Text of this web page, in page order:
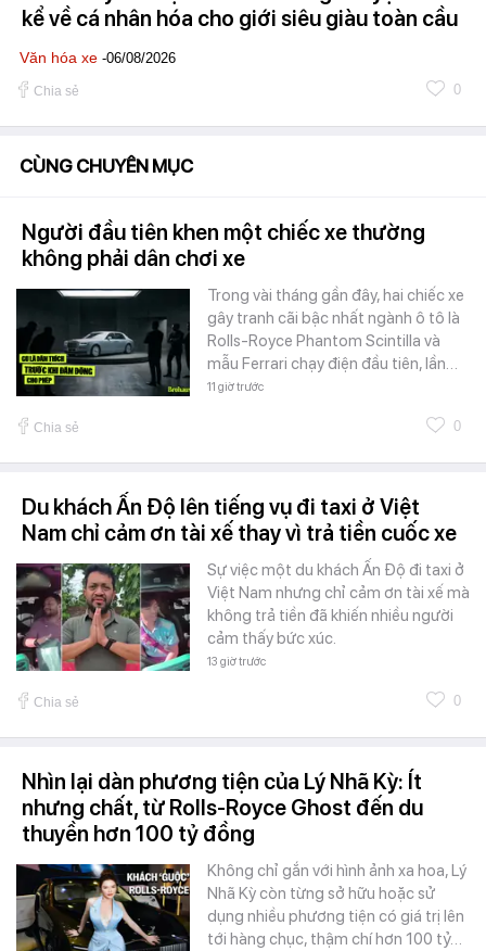
kể về cá nhân hóa cho giới siêu giàu toàn cầu
Văn hóa xe -06/08/2026
Chia sẻ 0
CÙNG CHUYÊN MỤC
Người đầu tiên khen một chiếc xe thường
không phải dân chơi xe
Trong vài tháng gần đây, hai chiếc xe
gây tranh cãi bậc nhất ngành ô tô là
Rolls-Royce Phantom Scintilla và
mẫu Ferrari chạy điện đầu tiên, lần…
11 giờ trước
Chia sẻ 0
Du khách Ấn Độ lên tiếng vụ đi taxi ở Việt
Nam chỉ cảm ơn tài xế thay vì trả tiền cuốc xe
Sự việc một du khách Ấn Độ đi taxi ở
Việt Nam nhưng chỉ cảm ơn tài xế mà
không trả tiền đã khiến nhiều người
cảm thấy bức xúc.
13 giờ trước
Chia sẻ 0
Nhìn lại dàn phương tiện của Lý Nhã Kỳ: Ít
nhưng chất, từ Rolls-Royce Ghost đến du
thuyền hơn 100 tỷ đồng
Không chỉ gắn với hình ảnh xa hoa, Lý
Nhã Kỳ còn từng sở hữu hoặc sử
dụng nhiều phương tiện có giá trị lên
tới hàng chục, thậm chí hơn 100 tỷ…